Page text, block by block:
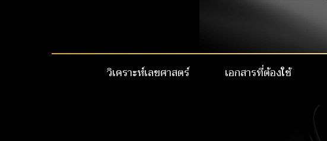
วิเคราะห์เลขศาสตร์ เอกสารที่ต้องใช้